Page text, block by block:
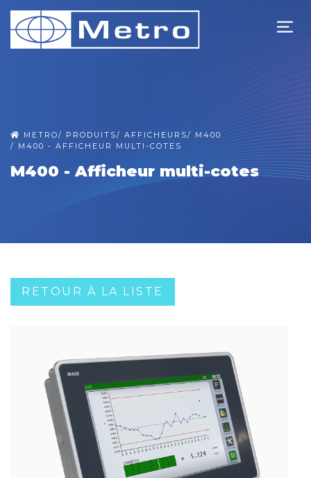
METRO/ PRODUITS/ AFFICHEURS/ M400
/ M400 - AFFICHEUR MULTI-COTES
M400 - Afficheur multi-cotes
RETOUR À LA LISTE